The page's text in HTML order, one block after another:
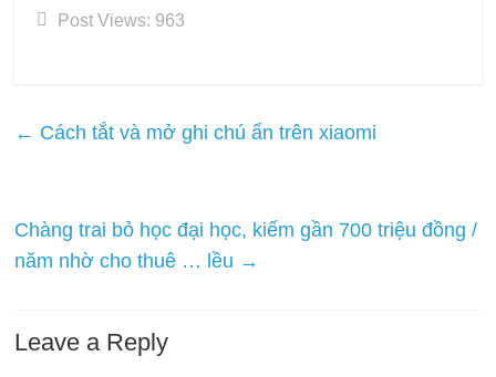
Post Views: 963
← Cách tắt và mở ghi chú ẩn trên xiaomi
Chàng trai bỏ học đại học, kiếm gần 700 triệu đồng /
năm nhờ cho thuê … lều →
Leave a Reply